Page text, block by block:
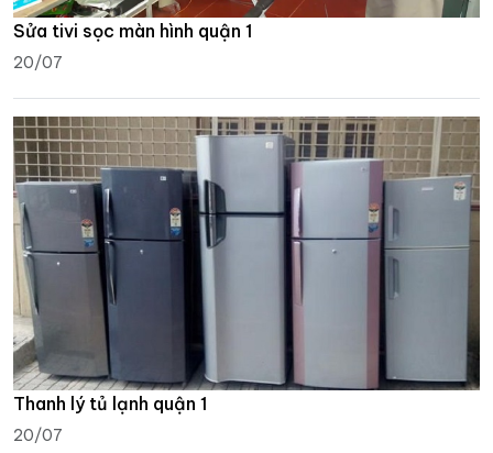
Sửa tivi sọc màn hình quận 1
20/07
Thanh lý tủ lạnh quận 1
20/07